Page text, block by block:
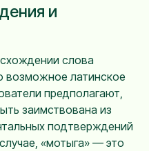
и
слова
возможное латинское
предполагают,
заимствована из
подтверждений
«мотыга» — это